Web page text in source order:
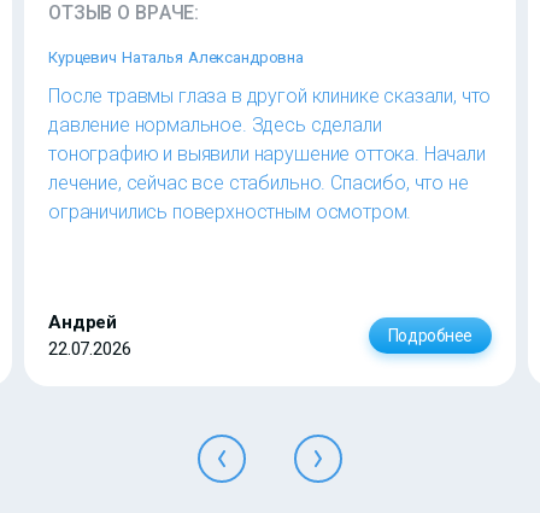
ОТЗЫВ О ВРАЧЕ:
Курцевич Наталья Александровна
После травмы глаза в другой клинике сказали, что
давление нормальное. Здесь сделали
тонографию и выявили нарушение оттока. Начали
лечение, сейчас все стабильно. Спасибо, что не
ограничились поверхностным осмотром.
Андрей
22.07.2026
Подробнее